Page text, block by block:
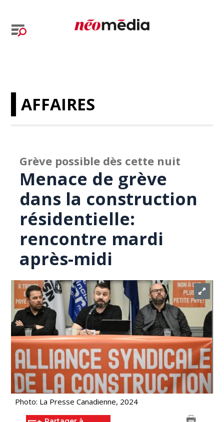
AFFAIRES
Grève possible dès cette nuit
Menace de grève
dans la construction
résidentielle:
rencontre mardi
après-midi
Photo: La Presse Canadienne, 2024